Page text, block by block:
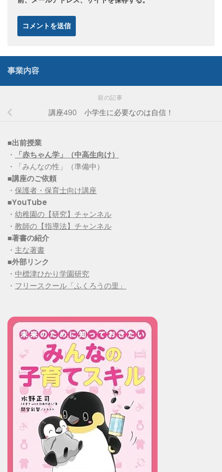
事業内容
前の記事
講座490 小学生に必要なのは自信！
■出前授業
・
「赤ちゃん学」（中高生向け）
・「みんなの性」（準備中）
■講座のご依頼
・ 保護者・保育士向け講座
■YouTube
・ 幼稚園の【研究】チャンネル
・ 教師の【指導法】チャンネル
■著書の紹介
・ 主な著書
■外部リンク
・ 中標津ひかり学園研究
・ フリースクール「ふくろうの里」